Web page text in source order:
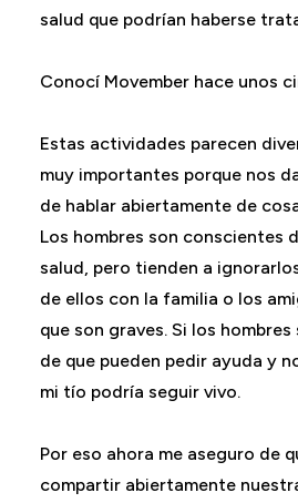
salud que podrían haberse
Conocí Movember hace unos
Estas actividades parecen
muy importantes porque nos
de hablar abiertamente de
Los hombres son conscientes
salud, pero tienden a
de ellos con la familia o los
que son graves. Si los
de que pueden pedir ayuda y
mi tío podría seguir vivo.
Por eso ahora me aseguro de
compartir abiertamente